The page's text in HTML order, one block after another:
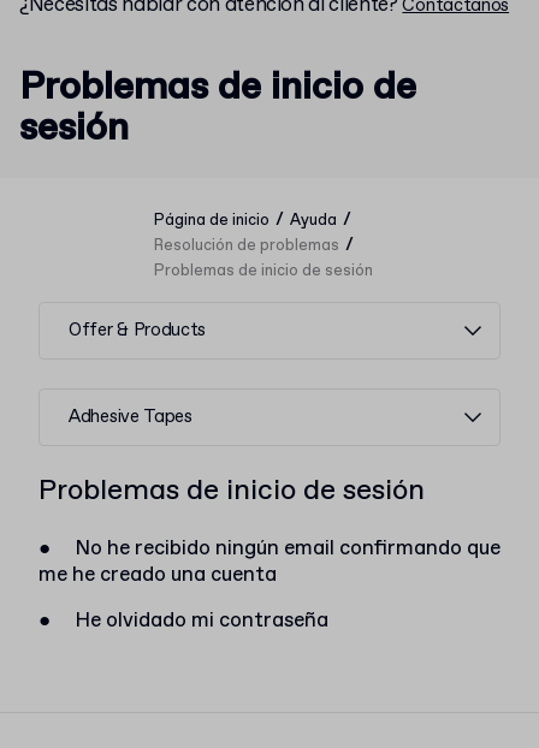
Contáctanos
Problemas de inicio de
sesión
Página de inicio / Ayuda /
Resolución de problemas /
Problemas de inicio de sesión
Offer & Products
Adhesive Tapes
Problemas de inicio de sesión
●
No he recibido ningún email confirmando que
me he creado una cuenta
●
He olvidado mi contraseña